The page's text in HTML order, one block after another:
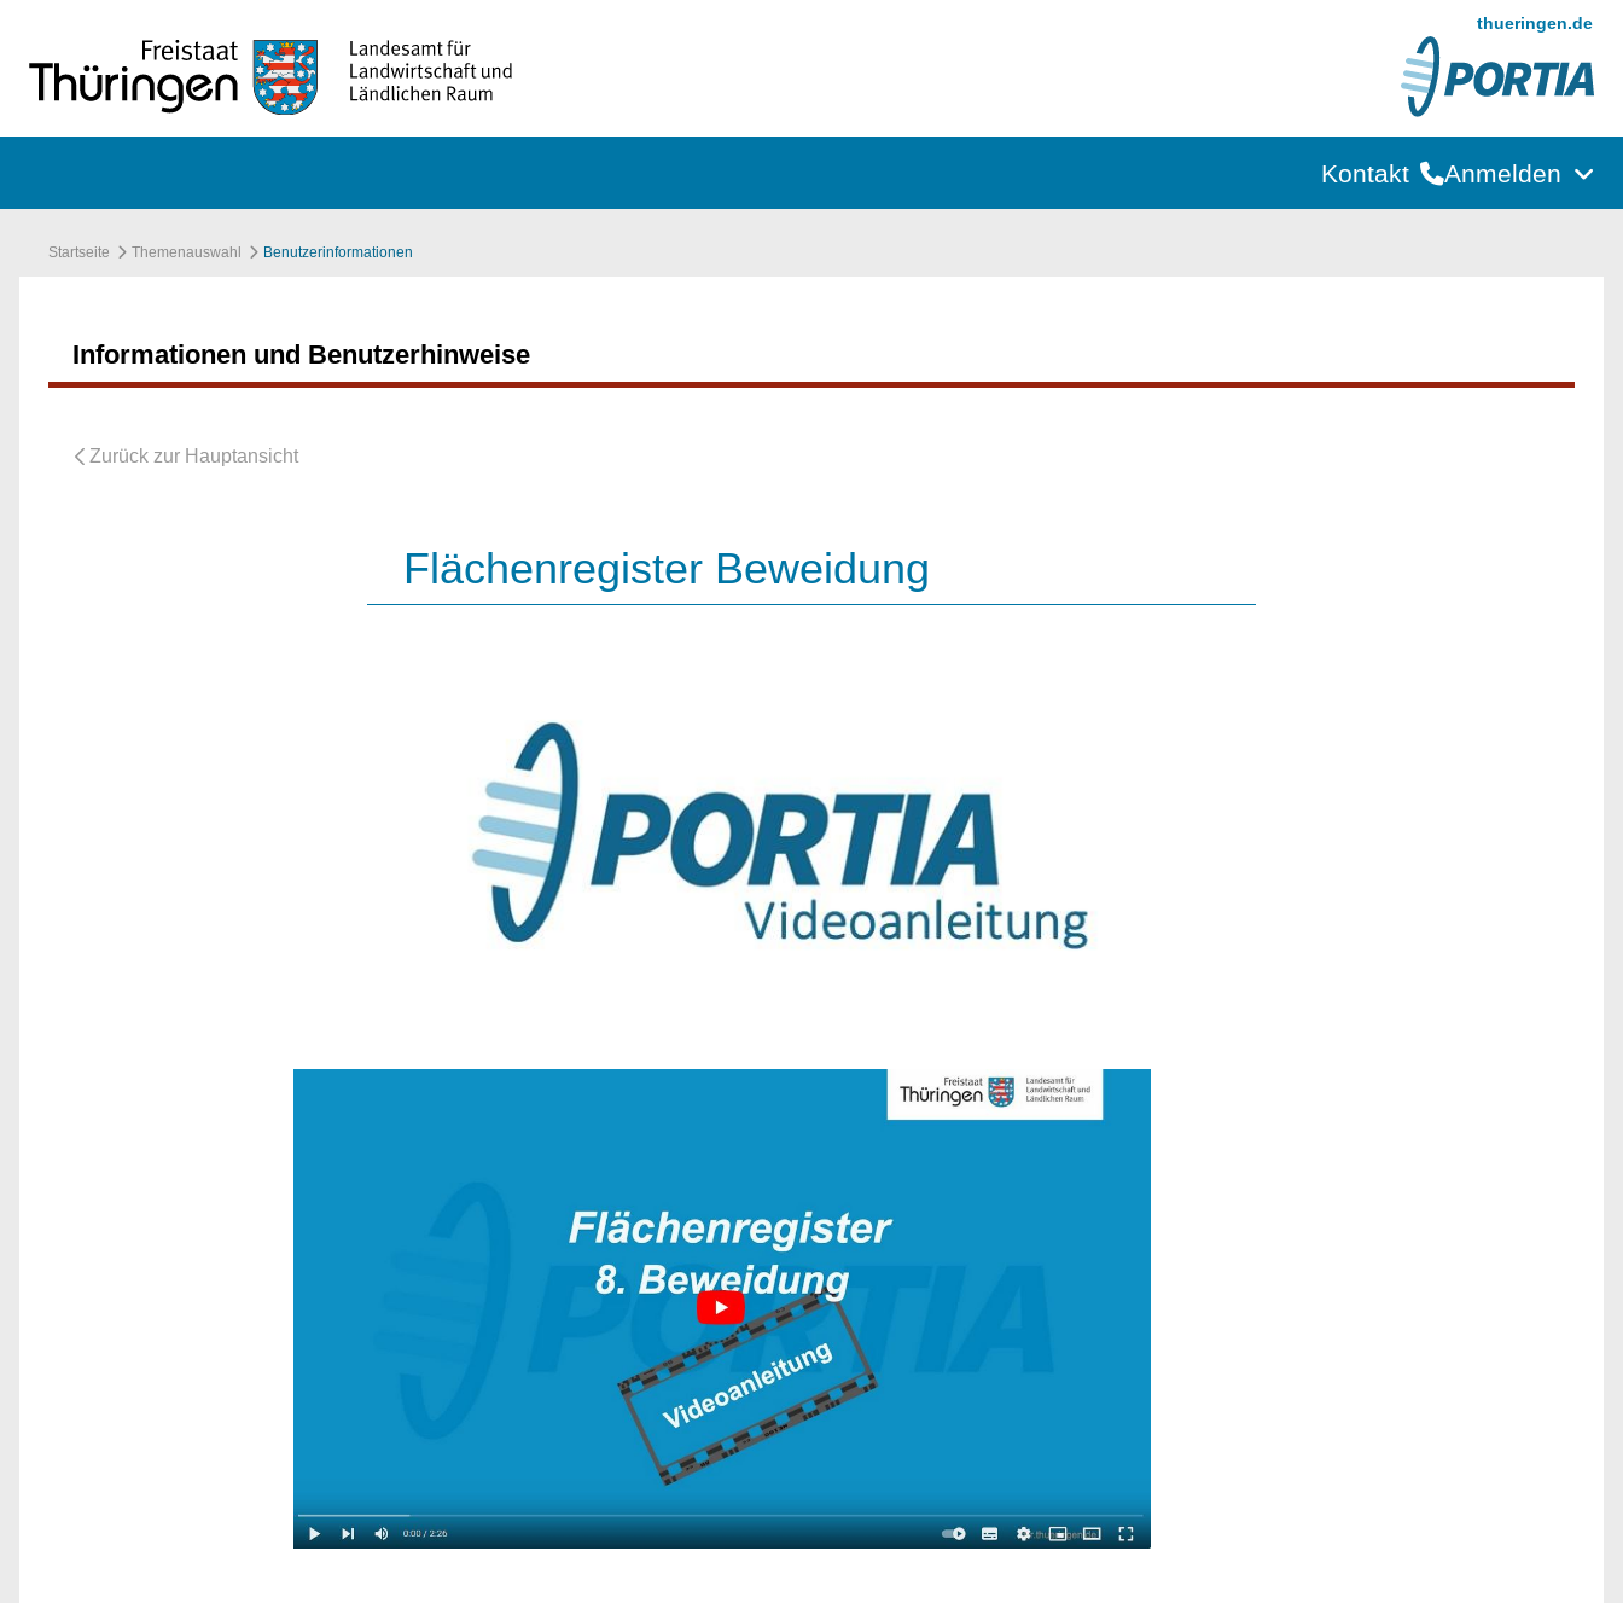
thueringen.de
Kontakt Anmelden
Startseite Themenauswahl Benutzerinformationen
Informationen und Benutzerhinweise
Flächenregister Beweidung